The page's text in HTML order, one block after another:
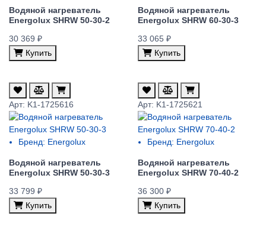
Водяной нагреватель
Energolux SHRW 50-30-2
30 369 ₽
Купить
Водяной нагреватель
Energolux SHRW 60-30-3
33 065 ₽
Купить
Арт: K1-1725616
Бренд: Energolux
Водяной нагреватель
Energolux SHRW 50-30-3
33 799 ₽
Купить
Арт: K1-1725621
Бренд: Energolux
Водяной нагреватель
Energolux SHRW 70-40-2
36 300 ₽
Купить